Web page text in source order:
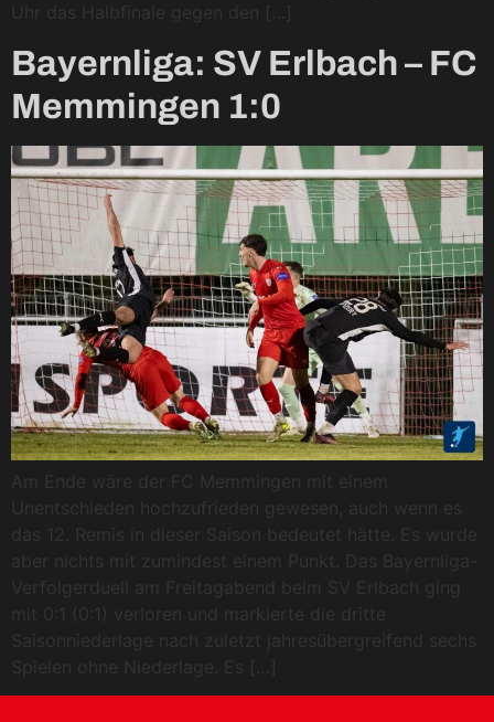
Uhr das Halbfinale gegen den […]
Bayernliga: SV Erlbach – FC
Memmingen 1:0
Am Ende wäre der FC Memmingen mit einem
Unentschieden hochzufrieden gewesen, auch wenn es
das 12. Remis in dieser Saison bedeutet hätte. Es wurde
aber nichts mit zumindest einem Punkt. Das Bayernliga-
Verfolgerduell am Freitagabend beim SV Erlbach ging
mit 0:1 (0:1) verloren und markierte die dritte
Saisonniederlage nach zuletzt jahresübergreifend sechs
Spielen ohne Niederlage. Es […]